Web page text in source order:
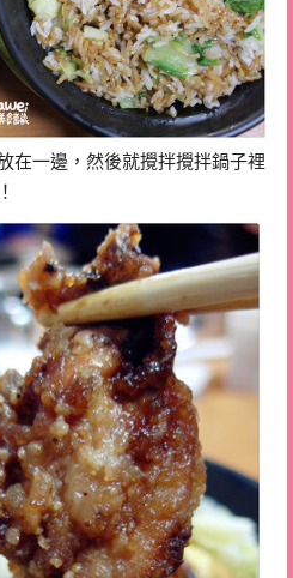
在一邊，然後就攪拌攪拌鍋子裡